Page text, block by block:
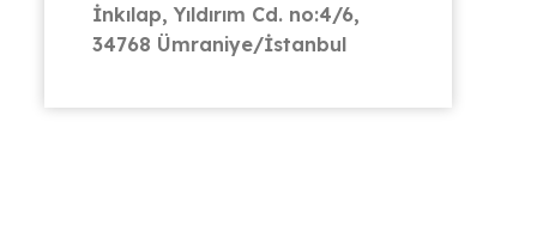
İnkılap, Yıldırım Cd. no:4/6,
34768 Ümraniye/İstanbul